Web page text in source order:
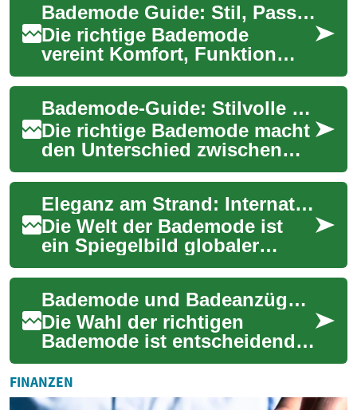
Bademode Guide: Stil, Passform & nachhaltige Trends
Die richtige Bademode
vereint Komfort, Funktion
und persönlichen Stil. In
diesem Ratgeber erfahren Sie,
welche Schnit...
Bademode-Guide: Stilvolle Schwimmbekleidung & Tipps
Die richtige Bademode macht
den Unterschied zwischen
einem unbequemen und
einem selbstbewussten
Strandtag. Unser umfa...
Eleganz am Strand: Internationale Bademode-Kollektionen
Die Welt der Bademode ist
ein Spiegelbild globaler
Designtrends, kultureller
Einflüsse und individueller
Stilpräferen...
Bademode und Badeanzüge: Der ultimative Ratgeber für stilvolle Wassererlebnisse
Die Wahl der richtigen
Bademode ist entscheidend
für ein komfortables und
selbstbewusstes Auftreten
am Strand oder im...
FINANZEN